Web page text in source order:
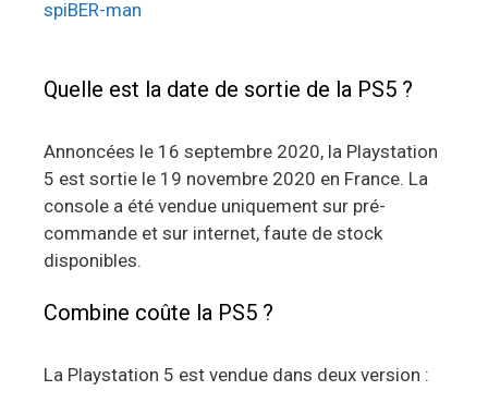
spiBER-man
Quelle est la date de sortie de la PS5 ?
Annoncées le 16 septembre 2020, la Playstation
5 est sortie le 19 novembre 2020 en France. La
console a été vendue uniquement sur pré-
commande et sur internet, faute de stock
disponibles.
Combine coûte la PS5 ?
La Playstation 5 est vendue dans deux version :